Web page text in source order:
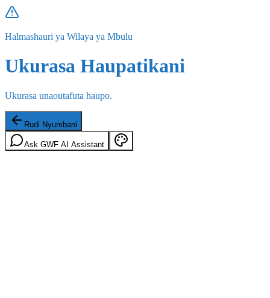
Halmashauri ya Wilaya ya Mbulu
Ukurasa Haupatikani
Ukurasa unaoutafuta haupo.
Rudi Nyumbani
Ask GWF AI Assistant